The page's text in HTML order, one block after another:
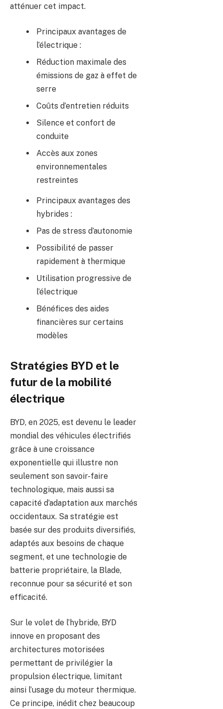
atténuer cet impact.
Principaux avantages de
l’électrique :
Réduction maximale des
émissions de gaz à effet de
serre
Coûts d’entretien réduits
Silence et confort de
conduite
Accès aux zones
environnementales
restreintes
Principaux avantages des
hybrides :
Pas de stress d’autonomie
Possibilité de passer
rapidement à thermique
Utilisation progressive de
l’électrique
Bénéfices des aides
financières sur certains
modèles
Stratégies BYD et le
futur de la mobilité
électrique
BYD, en 2025, est devenu le leader
mondial des véhicules électrifiés
grâce à une croissance
exponentielle qui illustre non
seulement son savoir-faire
technologique, mais aussi sa
capacité d’adaptation aux marchés
occidentaux. Sa stratégie est
basée sur des produits diversifiés,
adaptés aux besoins de chaque
segment, et une technologie de
batterie propriétaire, la Blade,
reconnue pour sa sécurité et son
efficacité.
Sur le volet de l’hybride, BYD
innove en proposant des
architectures motorisées
permettant de privilégier la
propulsion électrique, limitant
ainsi l’usage du moteur thermique.
Ce principe, inédit chez beaucoup